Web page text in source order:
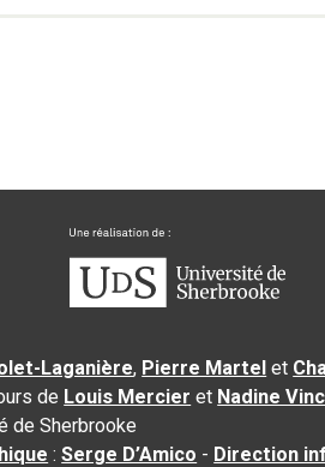
Laganière, Pierre Martel et
de Louis Mercier et Nadine
de Sherbrooke
:Serge D’Amico - Direction